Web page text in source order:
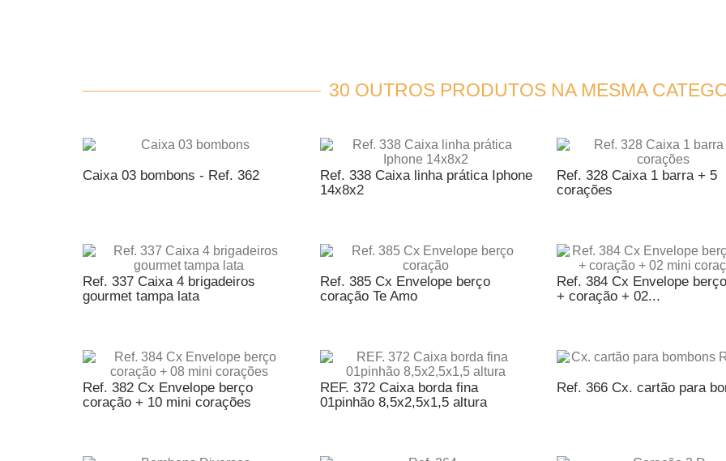
30 OUTROS PRODUTOS NA MESMA
Caixa 03 bombons - Ref. 362
Ref. 338 Caixa linha prática Iphone
14x8x2
Ref. 328 Caixa 1 barra + 5
corações
Ref. 337 Caixa 4 brigadeiros
gourmet tampa lata
Ref. 385 Cx Envelope berço
coração Te Amo
Ref. 384 Cx Envelope
+ coração + 02...
Ref. 382 Cx Envelope berço
coração + 10 mini corações
REF. 372 Caixa borda fina
01pinhão 8,5x2,5x1,5 altura
Ref. 366 Cx. cartão para